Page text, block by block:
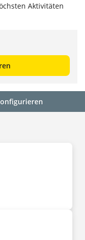
Aktivitäten